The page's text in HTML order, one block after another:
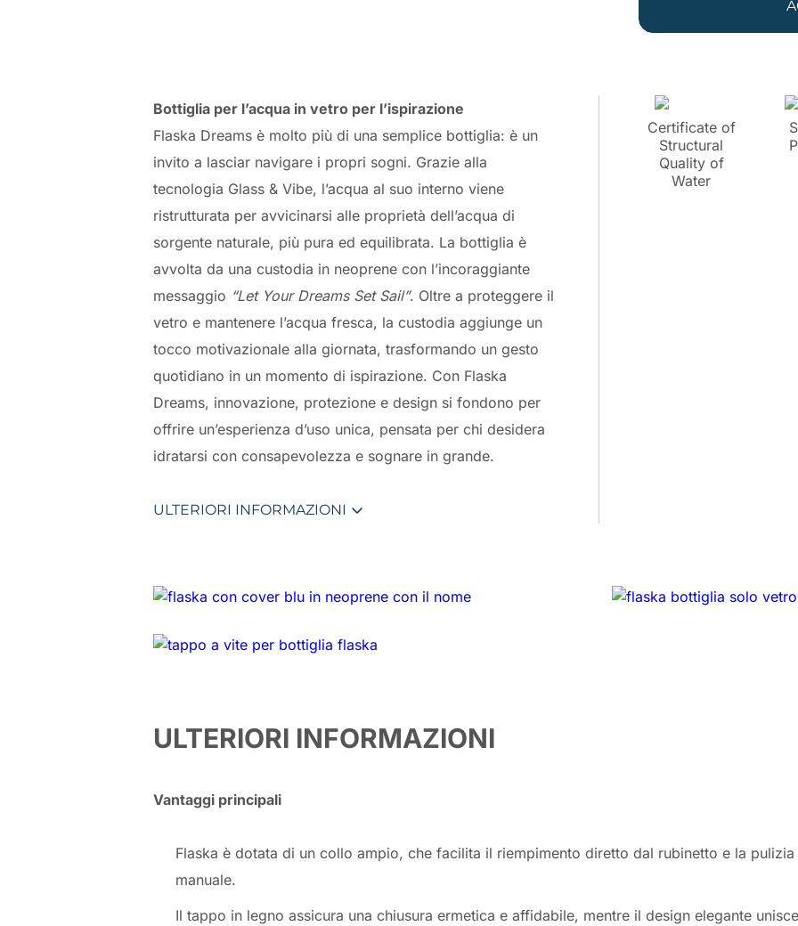
Bottiglia per l’acqua in vetro per l’ispirazione
Flaska Dreams è molto più di una semplice bottiglia: è un
invito a lasciar navigare i propri sogni. Grazie alla
tecnologia Glass & Vibe, l’acqua al suo interno viene
ristrutturata per avvicinarsi alle proprietà dell’acqua di
sorgente naturale, più pura ed equilibrata. La bottiglia è
avvolta da una custodia in neoprene con l’incoraggiante
messaggio “Let Your Dreams Set Sail”. Oltre a proteggere il
vetro e mantenere l’acqua fresca, la custodia aggiunge un
tocco motivazionale alla giornata, trasformando un gesto
quotidiano in un momento di ispirazione. Con Flaska
Dreams, innovazione, protezione e design si fondono per
offrire un’esperienza d’uso unica, pensata per chi desidera
idratarsi con consapevolezza e sognare in grande.
ULTERIORI INFORMAZIONI
Certificate of
Structural
Quality of
Water
ULTERIORI INFORMAZIONI
Vantaggi principali
Flaska è dotata di un collo ampio, che facilita il riempimento diretto dal rubinetto e la pulizia
manuale.
Il tappo in legno assicura una chiusura ermetica e affidabile, mentre il design elegante unisce